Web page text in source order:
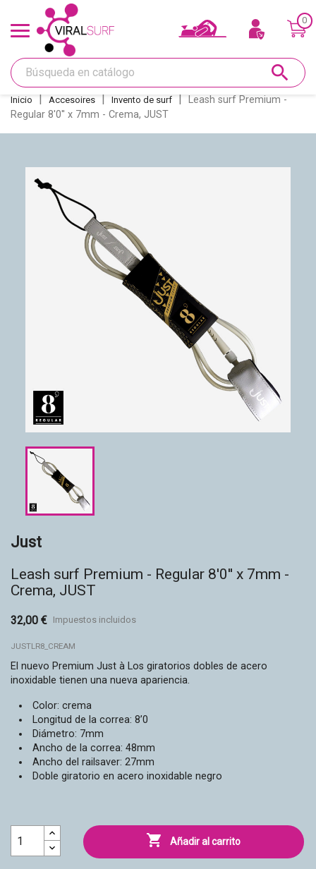
Ofertas y Tarjeta regalo
Shape
Glass
Réparations
Quillas
0
search
Inicio Accesoires Invento de surf
Leash surf Premium -
Regular 8'0'' x 7mm - Crema, JUST
Just
Leash surf Premium - Regular 8'0'' x 7mm -
Crema, JUST
32,00 € Impuestos incluidos
JUSTLR8_CREAM
El nuevo Premium Just à Los giratorios dobles de acero
inoxidable tienen una nueva apariencia.
Color: crema
Longitud de la correa: 8’0
Diámetro: 7mm
Ancho de la correa: 48mm
Ancho del railsaver: 27mm
Doble giratorio en acero inoxidable negro
 Añadir al carrito